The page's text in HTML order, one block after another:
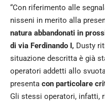
“Con riferimento alle
nisseni in merito alla
natura abbandonati in
di via Ferdinando I, Dusty
situazione descritta è già
operatori addetti allo
presenta con particolare
Gli stessi operatori, infatti,